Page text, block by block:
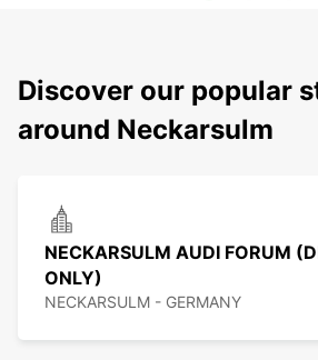
Discover our popular
around Neckarsulm
NECKARSULM AUDI FORUM
ONLY)
NECKARSULM - GERMANY